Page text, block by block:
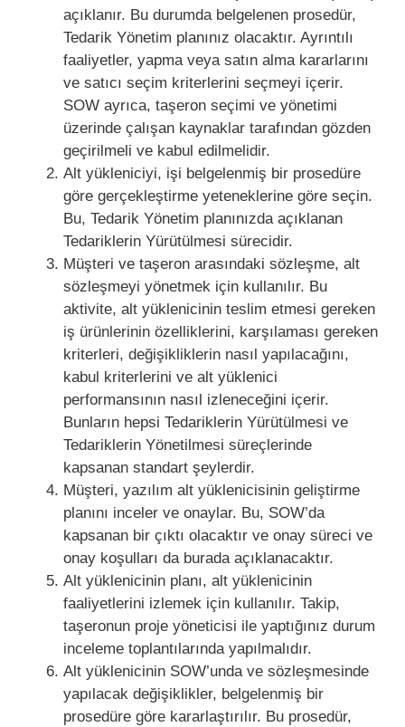
açıklanır. Bu durumda belgelenen prosedür,
Tedarik Yönetim planınız olacaktır. Ayrıntılı
faaliyetler, yapma veya satın alma kararlarını
ve satıcı seçim kriterlerini seçmeyi içerir.
SOW ayrıca, taşeron seçimi ve yönetimi
üzerinde çalışan kaynaklar tarafından gözden
geçirilmeli ve kabul edilmelidir.
Alt yükleniciyi, işi belgelenmiş bir prosedüre
göre gerçekleştirme yeteneklerine göre seçin.
Bu, Tedarik Yönetim planınızda açıklanan
Tedariklerin Yürütülmesi sürecidir.
Müşteri ve taşeron arasındaki sözleşme, alt
sözleşmeyi yönetmek için kullanılır. Bu
aktivite, alt yüklenicinin teslim etmesi gereken
iş ürünlerinin özelliklerini, karşılaması gereken
kriterleri, değişikliklerin nasıl yapılacağını,
kabul kriterlerini ve alt yüklenici
performansının nasıl izleneceğini içerir.
Bunların hepsi Tedariklerin Yürütülmesi ve
Tedariklerin Yönetilmesi süreçlerinde
kapsanan standart şeylerdir.
Müşteri, yazılım alt yüklenicisinin geliştirme
planını inceler ve onaylar. Bu, SOW’da
kapsanan bir çıktı olacaktır ve onay süreci ve
onay koşulları da burada açıklanacaktır.
Alt yüklenicinin planı, alt yüklenicinin
faaliyetlerini izlemek için kullanılır. Takip,
taşeronun proje yöneticisi ile yaptığınız durum
inceleme toplantılarında yapılmalıdır.
Alt yüklenicinin SOW’unda ve sözleşmesinde
yapılacak değişiklikler, belgelenmiş bir
prosedüre göre kararlaştırılır. Bu prosedür,